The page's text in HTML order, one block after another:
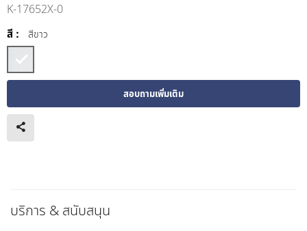
K-17652X-0
สี : สีขาว
สอบถามเพิ่มเติม
บริการ & สนับสนุน